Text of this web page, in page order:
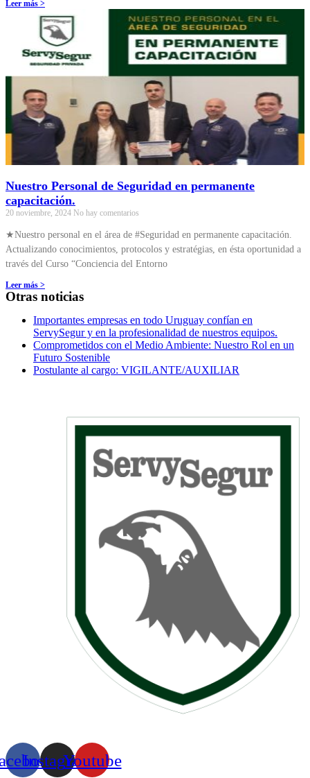
Leer más >
Nuestro Personal de Seguridad en permanente
capacitación.
20 noviembre, 2024 No hay comentarios
★Nuestro personal en el área de #Seguridad en permanente capacitación.
Actualizando conocimientos, protocolos y estratégias, en ésta oportunidad a
través del Curso “Conciencia del Entorno
Leer más >
Otras noticias
Importantes empresas en todo Uruguay confían en
ServySegur y en la profesionalidad de nuestros equipos.
Comprometidos con el Medio Ambiente: Nuestro Rol en un
Futuro Sostenible
Postulante al cargo: VIGILANTE/AUXILIAR
InstagramYoutube